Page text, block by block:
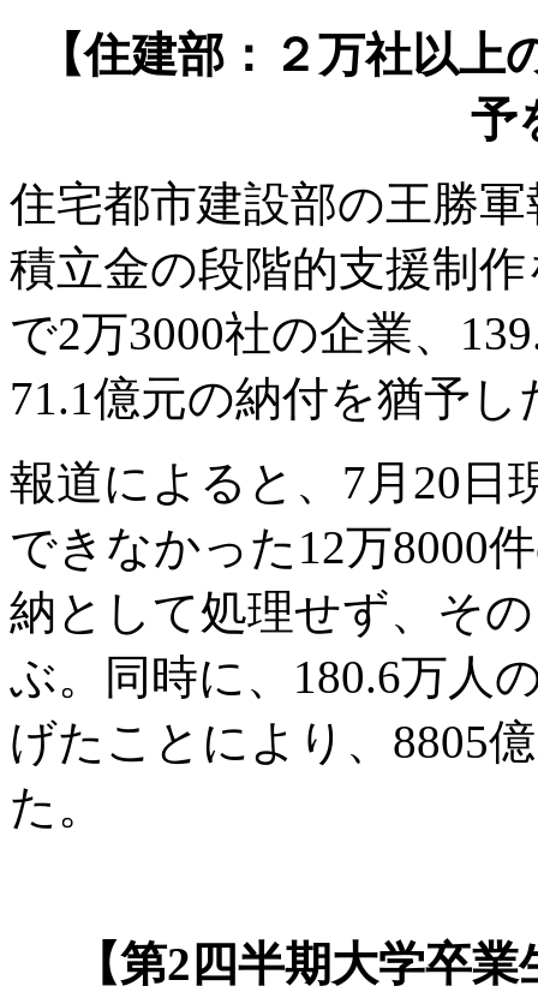
【住建部：２万社以上
予
住宅都市建設部の王勝
積立金の段階的支援制
で2万3000社の企業、
71.1億元の納付を猶予し
報道によると、7月20日
できなかった12万8000
納として処理せず、そ
ぶ。同時に、180.6万人
げたことにより、8805
た。
【第2四半期大学卒